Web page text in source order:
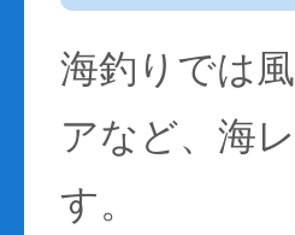
海釣りでは
アなど、海
す。